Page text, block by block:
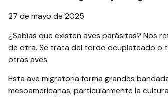
27 de mayo de 2025
¿Sabías que existen aves parásitas? Nos
de otra. Se trata del tordo ocuplateado o
otras aves.
Esta ave migratoria forma grandes
mesoamericanas, particularmente la